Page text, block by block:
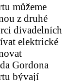
můžeme
z druhé
divadelních
elektrické
Gordona
bývají